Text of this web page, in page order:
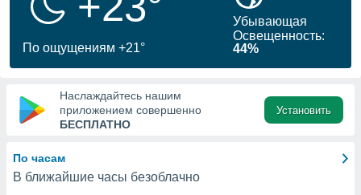
Вы можете
к этому
доступ
По ощущениям +21°
Убывающая
Освещенность:
44%
Наслаждайтесь нашим
приложением совершенно
БЕСПЛАТНО
Установить
По часам
В ближайшие часы безоблачно